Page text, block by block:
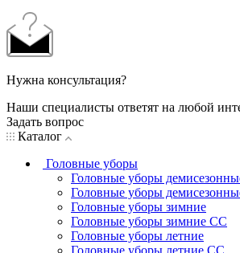
Нужна консультация?
Наши специалисты ответят на любой
Задать вопрос
Каталог
Головные уборы
Головные уборы
Головные уборы
Головные уборы зимние
Головные уборы зимние СС
Головные уборы летние